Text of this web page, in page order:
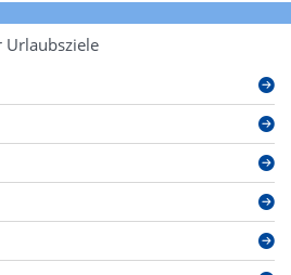
Urlaubsziele